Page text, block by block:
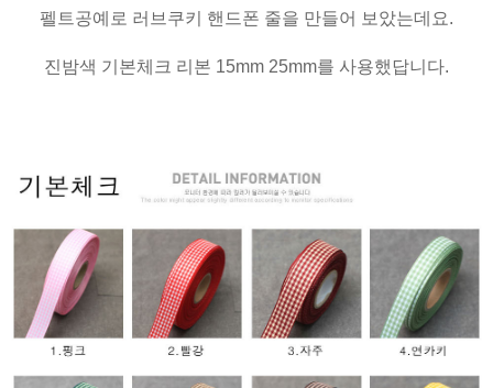
펠트공예로 러브쿠키 핸드폰 줄을 만들어 보았는데요.
진밤색 기본체크 리본 15mm 25mm를 사용했답니다.